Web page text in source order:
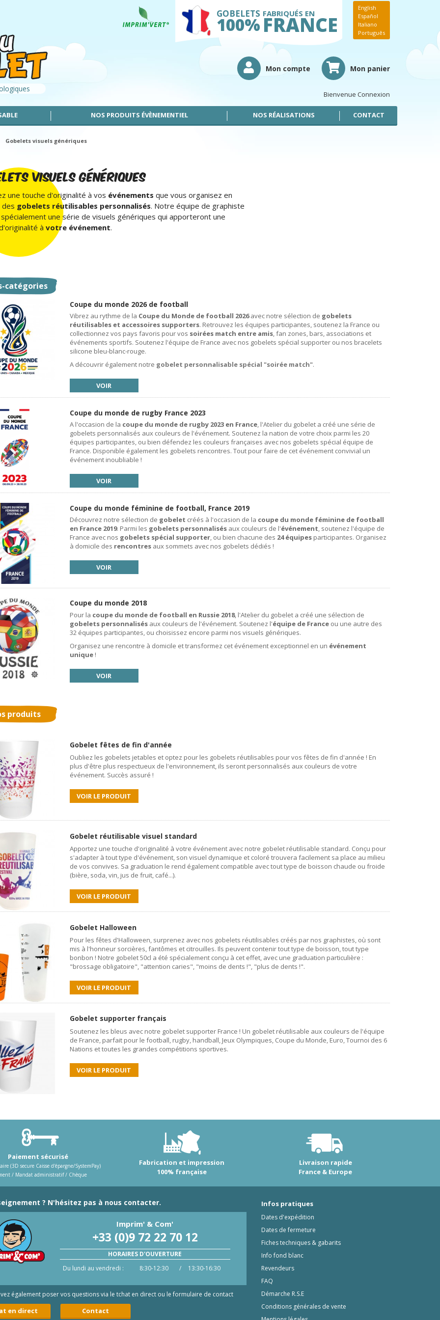
English
Español
Italiano
Português
GOBELETS
100%
FABRIQUÉS EN
FRANCE
Mon compte Mon panier
Bienvenue Connexion
NOS PRODUITS ÉVÈNEMENTIEL NOS RÉALISATIONS CONTACT
Gobelets visuels génériques
VISUELS GÉNÉRIQUES
une touche d'originalité à vos événements que vous organisez en
des gobelets réutilisables personnalisés. Notre équipe de graphiste
spécialement une série de visuels génériques qui apporteront une
à votre événement.
catégories
Coupe du monde 2026 de football
Vibrez au rythme de la Coupe du Monde de football 2026avec notre sélection de gobelets
réutilisables et accessoires supporters. Retrouvez les équipes participantes, soutenez la France ou
collectionnez vos pays favoris pour vos soirées match entre amis, fan zones, bars, associations et
événements sportifs. Soutenez l'équipe de France avec nos gobelets spécial supporter ou nos bracelets
silicone bleu-blanc-rouge.
A découvrir également notre gobelet personnalisable spécial "soirée match".
VOIR
Coupe du monde de rugby France 2023
A l'occasion de la coupe du monde de rugby 2023 en France, l'Atelier du gobelet a créé une série de
gobelets personnalisés aux couleurs de l'événement. Soutenez la nation de votre choix parmi les 20
équipes participantes, ou bien défendez les couleurs françaises avec nos gobelets spécial équipe de
France. Disponible également les gobelets rencontres. Tout pour faire de cet événement convivial un
événement inoubliable !
VOIR
Coupe du monde féminine de football, France 2019
Découvrez notre sélection de gobelet créés à l'occasion de la coupe du monde féminine de football
en France 2019. Parmi les gobelets personnalisésaux couleurs de l'événement, soutenez l'équipe de
France avec nos gobelets spécial supporter, ou bien chacune des 24 équipesparticipantes. Organisez
à domicile des rencontresaux sommets avec nos gobelets dédiés !
VOIR
Coupe du monde 2018
Pour la coupe du monde de football en Russie 2018, l'Atelier du gobelet a créé une sélection de
gobelets personnalisésaux couleurs de l'événement. Soutenez l'équipe de Franceou une autre des
32 équipes participantes, ou choisissez encore parmi nos visuels génériques.
Organisez une rencontre à domicile et transformez cet événement exceptionnel en un événement
unique!
VOIR
produits
Gobelet fêtes de fin d'année
Oubliez les gobelets jetables et optez pour les gobelets réutilisables pour vos fêtes de fin d'année ! En
plus d'être plus respectueux de l'environnement, ils seront personnalisés aux couleurs de votre
événement. Succès assuré !
VOIR LE PRODUIT
Gobelet réutilisable visuel standard
Apportez une touche d'originalité à votre événement avec notre gobelet réutilisable standard. Conçu pour
s'adapter à tout type d'événement, son visuel dynamique et coloré trouvera facilement sa place au milieu
de vos convives. Sa graduation le rend également compatible avec tout type de boisson chaude ou froide
(bière, soda, vin, jus de fruit, café...).
VOIR LE PRODUIT
Gobelet Halloween
Pour les fêtes d'Halloween, surprenez avec nos gobelets réutilisables créés par nos graphistes, où sont
mis à l'honneur sorcières, fantômes et citrouilles. Ils peuvent contenir tout type de boisson, tout type
bonbon ! Notre gobelet 50cl a été spécialement conçu à cet effet, avec une graduation particulière :
"brossage obligatoire", "attention caries", "moins de dents !", "plus de dents !".
VOIR LE PRODUIT
Gobelet supporter français
Soutenez les bleus avec notre gobelet supporter France ! Un gobelet réutilisable aux couleurs de l'équipe
de France, parfait pour le football, rugby, handball, Jeux Olympiques, Coupe du Monde, Euro, Tournoi des 6
Nations et toutes les grandes compétitions sportives.
VOIR LE PRODUIT
Paiement sécurisé
(3D secure Caisse d'épargne/SystemPay)
/ Mandat administratif / Chèque
Fabrication et impression
100% française
Livraison rapide
France & Europe
? N'hésitez pas à nous contacter.
Imprim' & Com'
+33 (0)9 72 22 70 12
HORAIRES D'OUVERTURE
Du lundi au vendredi :
8:30-12:30 / 13:30-16:30
également poser vos questions via le tchat en direct ou le formulaire de contact
en direct Contact
Infos pratiques
Dates d'expédition
Dates de fermeture
Fiches techniques & gabarits
Info fond blanc
Revendeurs
FAQ
Démarche R.S.E
Conditions générales de vente